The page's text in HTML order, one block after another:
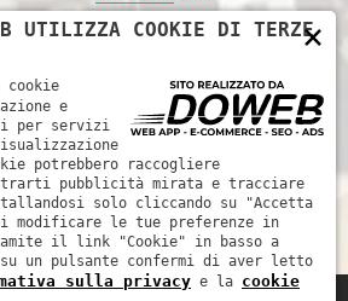
Abbigliamento
Accessori merceria
Filati
Intimo Donna
Intimo uomo
Mare
×
UTILIZZA COOKIE DI TERZE
e
per servizi
potrebbero raccogliere
pubblicità mirata e tracciare
solo cliccando su "Accetta
le tue preferenze in
il link "Cookie" in basso a
un pulsante confermi di aver letto
sulla privacy e la cookie